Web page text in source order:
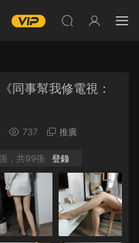
同事幫我修電視：
737 推廣
，共99張 登錄